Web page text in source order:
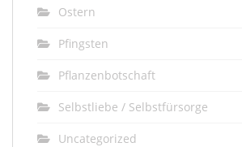
Ostern
Pfingsten
Pflanzenbotschaft
Selbstliebe / Selbstfürsorge
Uncategorized